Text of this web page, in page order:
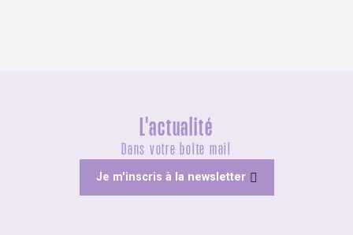
L'actualité
Dans votre boîte mail
Je m'inscris à la newsletter